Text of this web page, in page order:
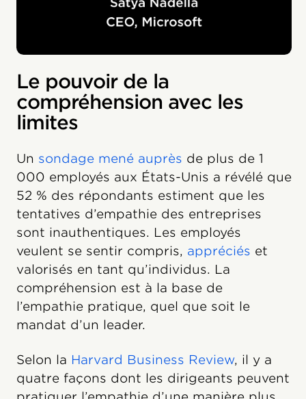
Le pouvoir de la
compréhension avec les
limites
Un sondage mené auprès de plus de 1
000 employés aux États-Unis a révélé que
52 % des répondants estiment que les
tentatives d’empathie des entreprises
sont inauthentiques. Les employés
veulent se sentir compris, appréciés et
valorisés en tant qu’individus. La
compréhension est à la base de
l’empathie pratique, quel que soit le
mandat d’un leader.
Selon la Harvard Business Review, il y a
quatre façons dont les dirigeants peuvent